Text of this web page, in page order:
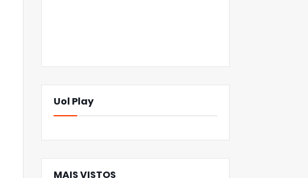
Uol Play
MAIS VISTOS